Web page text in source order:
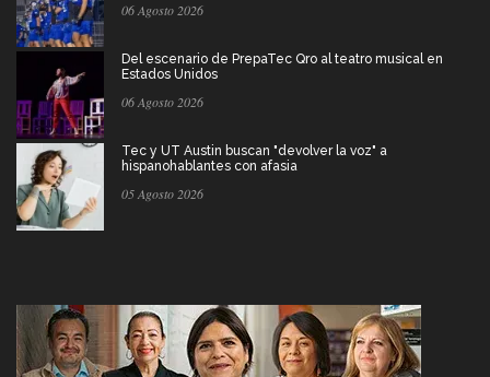
06 Agosto 2026
Del escenario de PrepaTec Qro al teatro musical en
Estados Unidos
06 Agosto 2026
Tec y UT Austin buscan "devolver la voz" a
hispanohablantes con afasia
05 Agosto 2026